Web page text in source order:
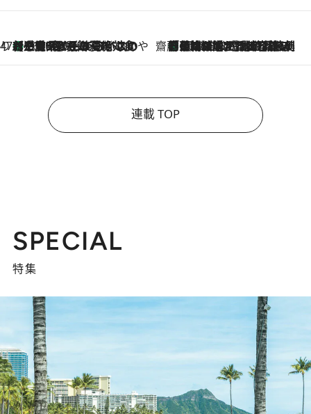
47都道府県の手みやげ ひんやりスイーツで夏を満喫
2026.8.6
【三重県】この夏絶対食べたい 冷やしておいしいおやつ3選 お餅×アイスの新感覚スイーツ 齋藤 薫 美容脳ルネサンス
2026.8.6
「荷物が増えるほど旅ストレスは増す」美容ジャーナリストがたどり着いた最終結論。“化粧品を劇的に減らす”感動の凝縮美容とは
連載 TOP
SPECIAL
特集